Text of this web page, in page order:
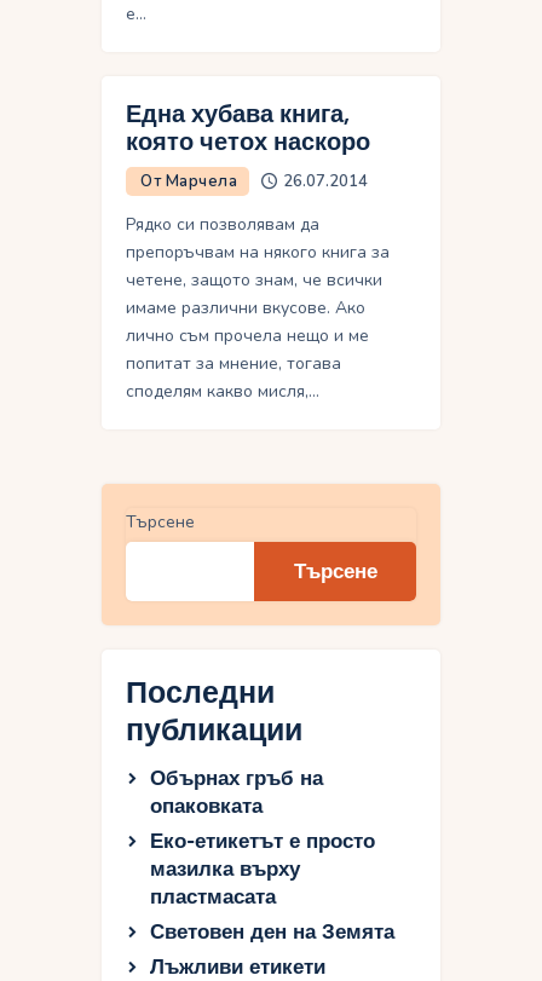
е…
Една хубава книга,
която четох наскоро
От Марчела 26.07.2014
Рядко си позволявам да
препоръчвам на някого книга за
четене, защото знам, че всички
имаме различни вкусове. Ако
лично съм прочела нещо и ме
попитат за мнение, тогава
споделям какво мисля,…
Търсене
Търсене
Последни
публикации
Обърнах гръб на
опаковката
Еко-етикетът е просто
мазилка върху
пластмасата
Световен ден на Земята
Лъжливи етикети